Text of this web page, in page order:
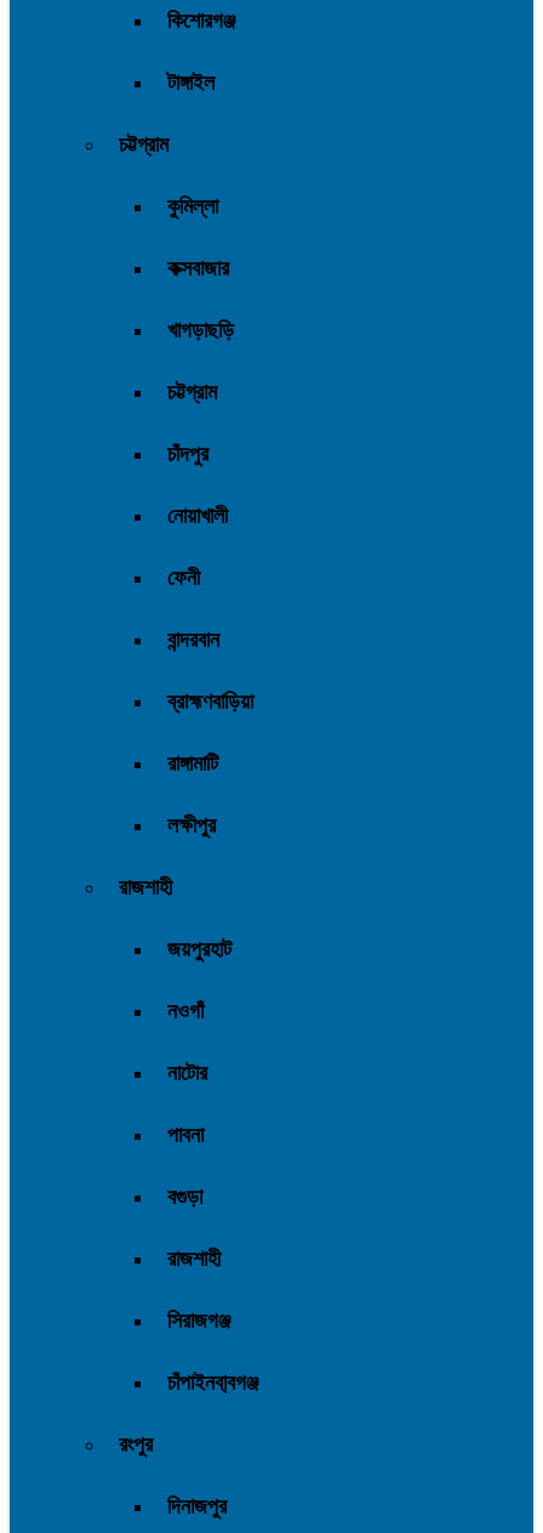
কিশোরগঞ্জ
টাঙ্গাইল
চট্টগ্রাম
কুমিল্লা
কক্সবাজার
খাগড়াছড়ি
চট্টগ্রাম
চাঁদপুর
নোয়াখালী
ফেনী
বান্দরবান
ব্রাহ্মণবাড়িয়া
রাঙ্গামাটি
লক্ষীপুর
রাজশাহী
জয়পুরহাট
নওগাঁ
নাটোর
পাবনা
বগুড়া
রাজশাহী
সিরাজগঞ্জ
চাঁপাইনবা্বগঞ্জ
রংপুর
দিনাজপুর